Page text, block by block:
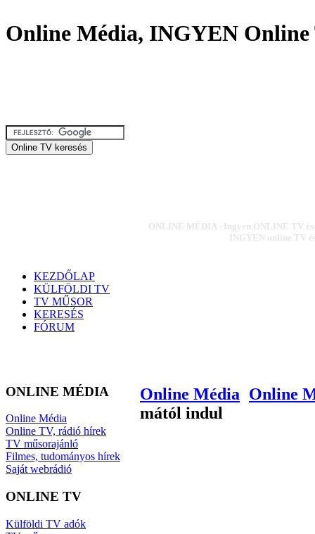
Online Média, INGYEN Online
ONLINE MÉDIA - Ingyen ONLINE TV
INGYEN online TV
KEZDŐLAP
KÜLFÖLDI TV
TV MŰSOR
KERESÉS
FÓRUM
ONLINE MÉDIA
Online Média
Online TV, rádió hírek
TV műsorajánló
Filmes, tudományos hírek
Saját webrádió
ONLINE TV
Külföldi TV adók
Online Média Online
mától indul